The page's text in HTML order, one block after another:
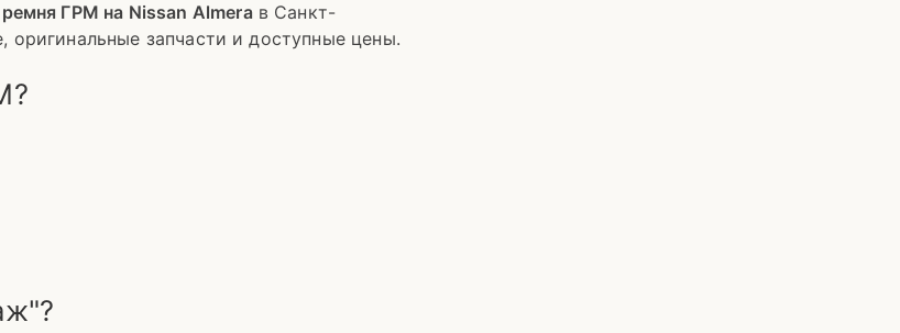
ГРМ на Nissan Almeraв Санкт-
оригинальные запчасти и доступные цены.